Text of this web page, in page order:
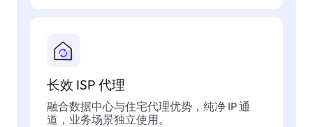
长效 ISP 代理
融合数据中心与住宅代理优势，纯净 IP 通
道，业务场景独立使用。